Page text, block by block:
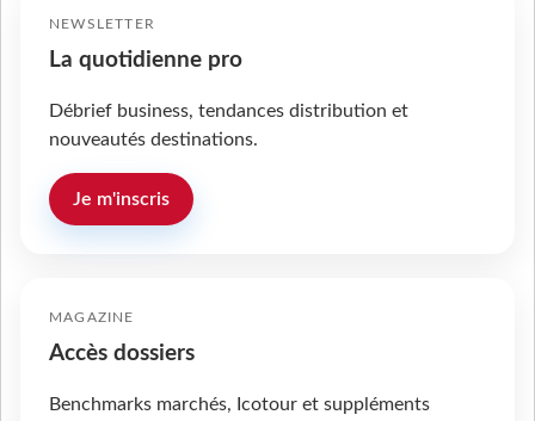
NEWSLETTER
La quotidienne pro
Débrief business, tendances distribution et
nouveautés destinations.
Je m'inscris
MAGAZINE
Accès dossiers
Benchmarks marchés, Icotour et suppléments